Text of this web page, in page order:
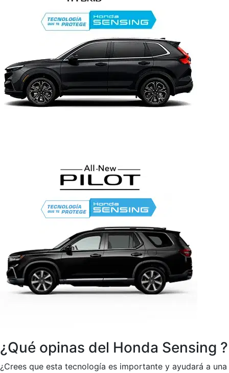
¿Qué opinas del Honda Sensing ?
¿Crees que esta tecnología es importante y ayudará a una